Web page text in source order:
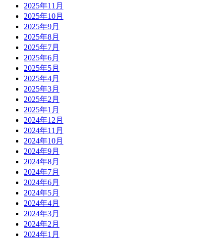
2025年11月
2025年10月
2025年9月
2025年8月
2025年7月
2025年6月
2025年5月
2025年4月
2025年3月
2025年2月
2025年1月
2024年12月
2024年11月
2024年10月
2024年9月
2024年8月
2024年7月
2024年6月
2024年5月
2024年4月
2024年3月
2024年2月
2024年1月